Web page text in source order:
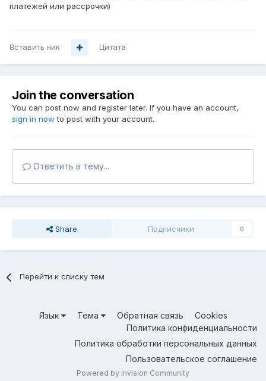
платежей или рассрочки)
Вставить ник Цитата
Join the conversation
You can post now and register later. If you have an account,
sign in now to post with your account.
Ответить в тему...
Share Подписчики 0
Перейти к списку тем
Язык Тема Обратная связь
Cookies
Политика конфиденциальности
Политика обработки персональных данных
Пользовательское соглашение
Powered by Invision Community